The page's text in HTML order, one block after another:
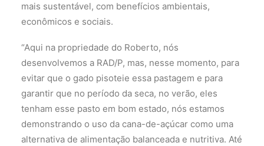
mais sustentável, com benefícios ambientais,
econômicos e sociais.
“Aqui na propriedade do Roberto, nós
desenvolvemos a RAD/P, mas, nesse momento, para
evitar que o gado pisoteie essa pastagem e para
garantir que no período da seca, no verão, eles
tenham esse pasto em bom estado, nós estamos
demonstrando o uso da cana-de-açúcar como uma
alternativa de alimentação balanceada e nutritiva. Até